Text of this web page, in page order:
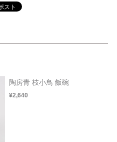
陶房青 枝小鳥 飯碗
¥2,640